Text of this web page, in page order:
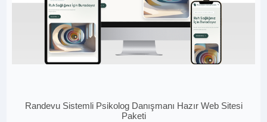
Randevu Sistemli Psikolog Danışmanı Hazır Web Sitesi
Paketi